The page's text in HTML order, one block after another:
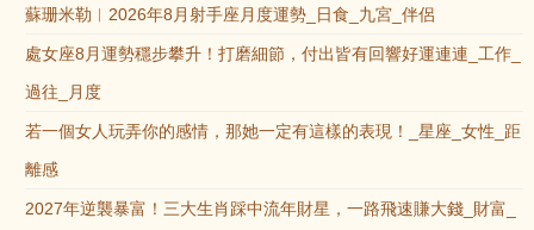
蘇珊米勒︱2026年8月射手座月度運勢_日食_九宮_伴侶
處女座8月運勢穩步攀升！打磨細節，付出皆有回響好運連連_工作_
過往_月度
若一個女人玩弄你的感情，那她一定有這樣的表現！_星座_女性_距
離感
2027年逆襲暴富！三大生肖踩中流年財星，一路飛速賺大錢_財富_